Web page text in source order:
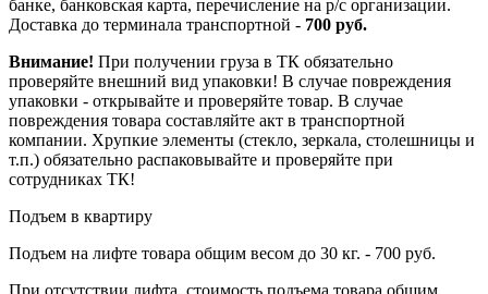
банке, банковская карта, перечисление на р/с организации.
Доставка до терминала транспортной - 700 руб.
Внимание! При получении груза в ТК обязательно
проверяйте внешний вид упаковки! В случае повреждения
упаковки - открывайте и проверяйте товар. В случае
повреждения товара составляйте акт в транспортной
компании. Хрупкие элементы (стекло, зеркала, столешницы и
т.п.) обязательно распаковывайте и проверяйте при
сотрудниках ТК!
Подъем в квартиру
Подъем на лифте товара общим весом до 30 кг. - 700 руб.
При отсутствии лифта, стоимость подъема товара общим